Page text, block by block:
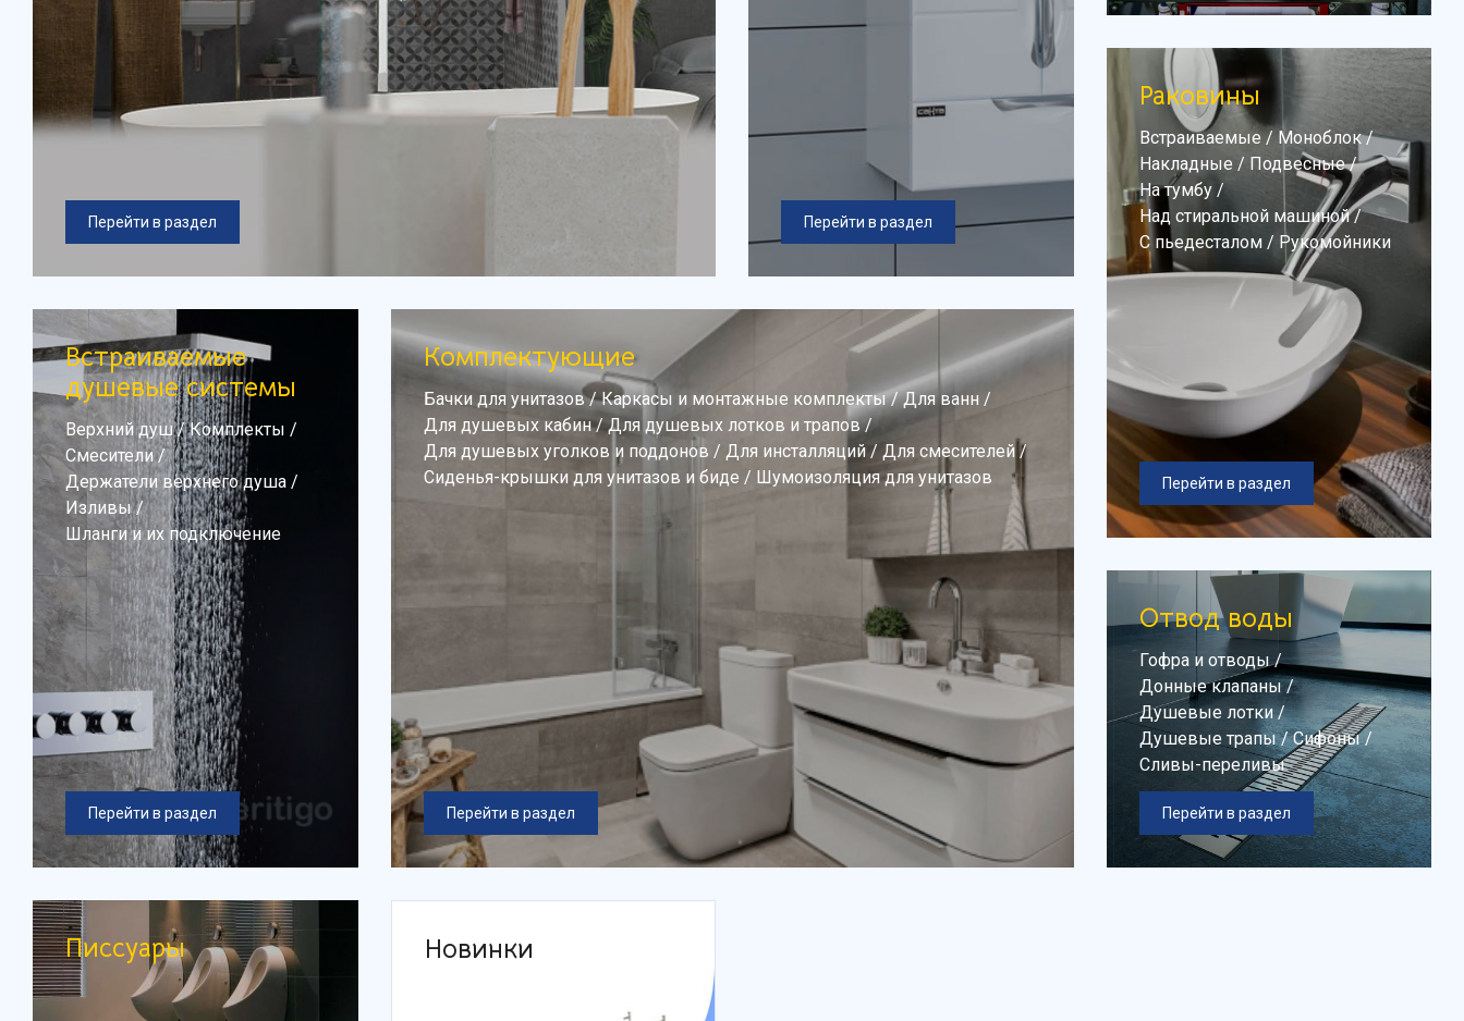
Перейти в раздел Перейти в раздел
Раковины
Встраиваемые/ Моноблок/
Накладные / Подвесные/
На тумбу/
Над стиральной машиной/
С пьедесталом/ Рукомойники
Перейти в раздел
Встраиваемые
душевые системы
Верхний душ/ Комплекты /
Смесители/
Держатели верхнего душа /
Изливы/
Шланги и их подключение
Перейти в раздел
Комплектующие
Бачки для унитазов/ Каркасы и монтажные комплекты/ Для ванн/
Для душевых кабин/ Для душевых лотков и трапов/
Для душевых уголков и поддонов / Для инсталляций/ Для смесителей /
Сиденья-крышки для унитазов и биде / Шумоизоляция для унитазов
Перейти в раздел
Отвод воды
Гофра и отводы/
Донные клапаны/
Душевые лотки/
Душевые трапы/ Сифоны/
Сливы-переливы
Перейти в раздел
Писсуары Новинки